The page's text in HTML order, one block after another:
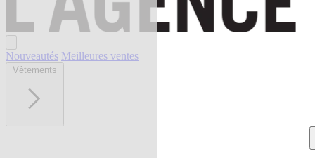
Nouveautés Meilleures ventes
Vêtements